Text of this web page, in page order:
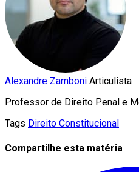
Alexandre Zamboni Articulista
Professor de Direito Penal e
Tags Direito Constitucional
Compartilhe esta matéria